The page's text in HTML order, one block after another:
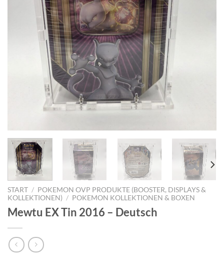
START / POKEMON OVP PRODUKTE (BOOSTER, DISPLAYS &
KOLLEKTIONEN) / POKEMON KOLLEKTIONEN & BOXEN
Mewtu EX Tin 2016 – Deutsch